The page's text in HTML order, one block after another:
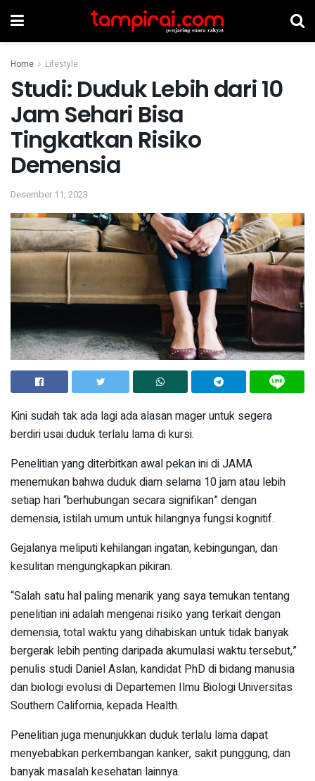
Home Lifestyle
Studi: Duduk Lebih dari 10
Jam Sehari Bisa
Tingkatkan Risiko
Demensia
Desember 11, 2023
Kini sudah tak ada lagi ada alasan mager untuk segera
berdiri usai duduk terlalu lama di kursi.
Penelitian yang diterbitkan awal pekan ini di JAMA
menemukan bahwa duduk diam selama 10 jam atau lebih
setiap hari “berhubungan secara signifikan” dengan
demensia, istilah umum untuk hilangnya fungsi kognitif.
Gejalanya meliputi kehilangan ingatan, kebingungan, dan
kesulitan mengungkapkan pikiran.
“Salah satu hal paling menarik yang saya temukan tentang
penelitian ini adalah mengenai risiko yang terkait dengan
demensia, total waktu yang dihabiskan untuk tidak banyak
bergerak lebih penting daripada akumulasi waktu tersebut,”
penulis studi Daniel Aslan, kandidat PhD di bidang manusia
dan biologi evolusi di Departemen Ilmu Biologi Universitas
Southern California, kepada Health.
Penelitian juga menunjukkan duduk terlalu lama dapat
menyebabkan perkembangan kanker, sakit punggung, dan
banyak masalah kesehatan lainnya.